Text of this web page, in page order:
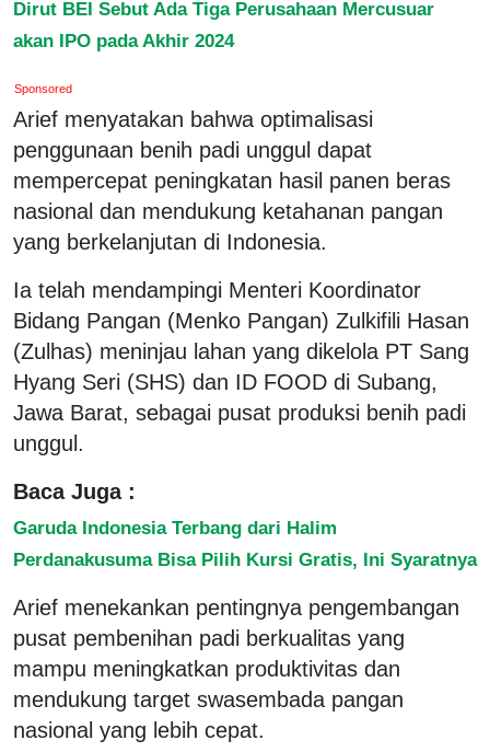
Dirut BEI Sebut Ada Tiga Perusahaan Mercusuar
akan IPO pada Akhir 2024
Sponsored
Arief menyatakan bahwa optimalisasi
penggunaan benih padi unggul dapat
mempercepat peningkatan hasil panen beras
nasional dan mendukung ketahanan pangan
yang berkelanjutan di Indonesia.
Ia telah mendampingi Menteri Koordinator
Bidang Pangan (Menko Pangan) Zulkifili Hasan
(Zulhas) meninjau lahan yang dikelola PT Sang
Hyang Seri (SHS) dan ID FOOD di Subang,
Jawa Barat, sebagai pusat produksi benih padi
unggul.
Baca Juga :
Garuda Indonesia Terbang dari Halim
Perdanakusuma Bisa Pilih Kursi Gratis, Ini Syaratnya
Arief menekankan pentingnya pengembangan
pusat pembenihan padi berkualitas yang
mampu meningkatkan produktivitas dan
mendukung target swasembada pangan
nasional yang lebih cepat.